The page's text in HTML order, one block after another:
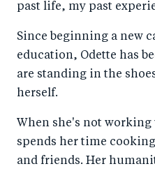
past life, my past
Since beginning a new
education, Odette has
are standing in the
herself.
When she's not
spends her time
and friends. Her